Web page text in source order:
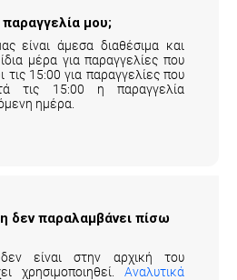
μου;
είναι άμεσα διαθέσιμα και
μέρα για παραγγελίες που
τις 15:00 για παραγγελίες που
τις 15:00 η παραγγελία
ημέρα.
δεν παραλαμβάνει πίσω
είναι στην αρχική του
χρησιμοποιηθεί.
Αναλυτικά